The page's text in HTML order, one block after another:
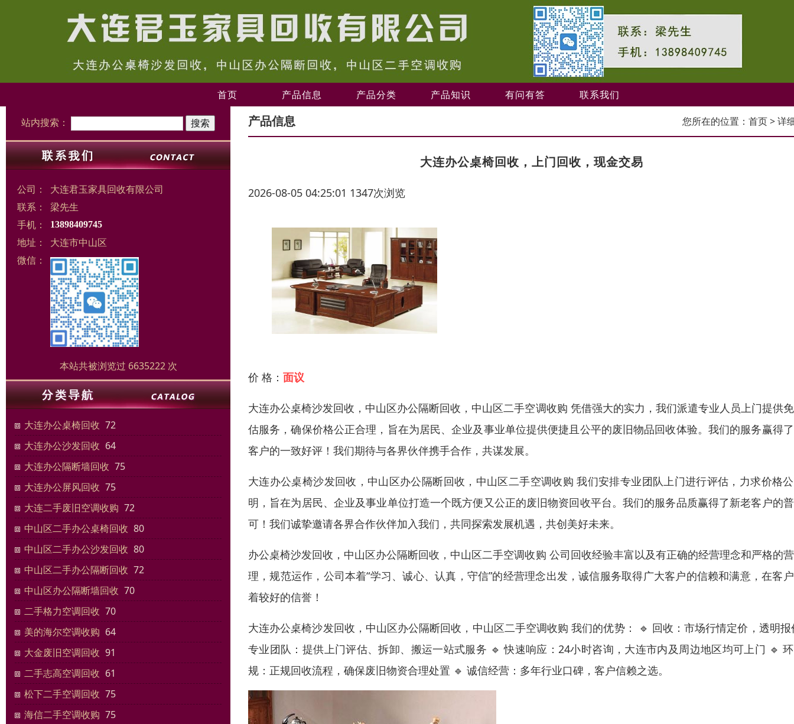
首页 产品信息 产品分类 产品知识 有问有答 联系我们
站内搜索：
公司：
大连君玉家具回收有限公司
联系：
梁先生
手机：
13898409745
地址：
大连市中山区
微信：
本站共被浏览过 6635222 次
大连办公桌椅回收 72
大连办公沙发回收 64
大连办公隔断墙回收 75
大连办公屏风回收 75
大连二手废旧空调收购 72
中山区二手办公桌椅回收 80
中山区二手办公沙发回收 80
中山区二手办公隔断回收 72
中山区办公隔断墙回收 70
二手格力空调回收 70
美的海尔空调收购 64
大金废旧空调回收 91
二手志高空调回收 61
松下二手空调回收 75
海信二手空调收购 75
产品信息 您所在的位置： 首页> 详
大连办公桌椅回收，上门回收，现金交易
2026-08-05 04:25:01 1347次浏览
价 格： 面议
大连办公桌椅沙发回收，中山区办公隔断回收，中山区二手空调收购 凭借强大的实力，我们派遣专业人员上门提供
估服务，确保价格公正合理，旨在为居民、企业及事业单位提供便捷且公平的废旧物品回收体验。我们的服务赢得
客户的一致好评！我们期待与各界伙伴携手合作，共谋发展。
大连办公桌椅沙发回收，中山区办公隔断回收，中山区二手空调收购 我们安排专业团队上门进行评估，力求价格
明，旨在为居民、企业及事业单位打造一个既方便又公正的废旧物资回收平台。我们的服务品质赢得了新老客户的
可！我们诚挚邀请各界合作伙伴加入我们，共同探索发展机遇，共创美好未来。
办公桌椅沙发回收，中山区办公隔断回收，中山区二手空调收购 公司回收经验丰富以及有正确的经营理念和严格的
理，规范运作，公司本着“学习、诚心、认真，守信”的经营理念出发，诚信服务取得广大客户的信赖和满意，在客
着较好的信誉！
大连办公桌椅沙发回收，中山区办公隔断回收，中山区二手空调收购 我们的优势： 🔹 回收：市场行情定价，透明报
专业团队：提供上门评估、拆卸、搬运一站式服务 🔹 快速响应：24小时咨询，大连市内及周边地区均可上门 🔹
规：正规回收流程，确保废旧物资合理处置 🔹 诚信经营：多年行业口碑，客户信赖之选。